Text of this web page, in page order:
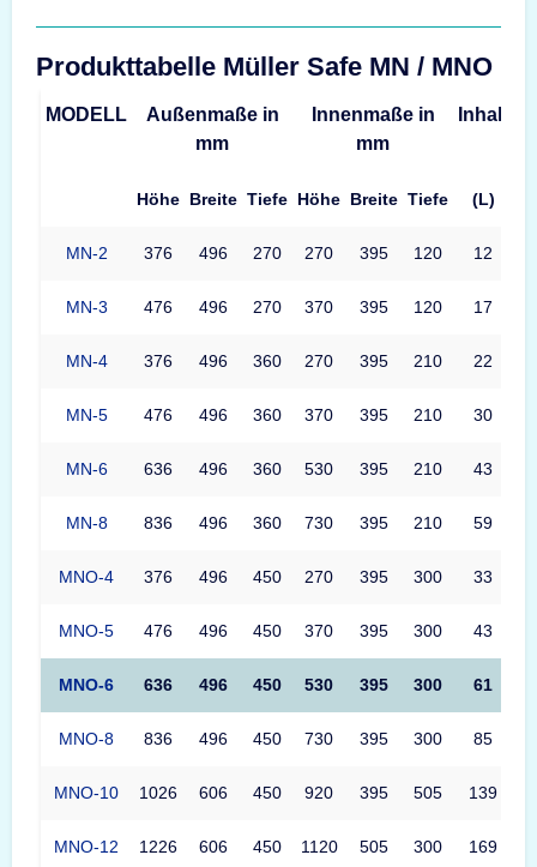
Produkttabelle Müller Safe MN / MNO
MODELL
Außenmaße in
mm
Innenmaße in
mm
Inhalt
Höhe Breite Tiefe Höhe Breite Tiefe (L)
MN-2 376 496 270 270 395 120 12
MN-3 476 496 270 370 395 120 17
MN-4 376 496 360 270 395 210 22
MN-5 476 496 360 370 395 210 30
MN-6 636 496 360 530 395 210 43
MN-8 836 496 360 730 395 210 59
MNO-4 376 496 450 270 395 300 33
MNO-5 476 496 450 370 395 300 43
MNO-6 636 496 450 530 395 300 61
MNO-8 836 496 450 730 395 300 85
MNO-10 1026 606 450 920 395 505 139
MNO-12 1226 606 450 1120 505 300 169